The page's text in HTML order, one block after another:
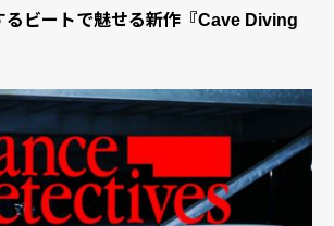
るビートで魅せる新作『Cave Diving